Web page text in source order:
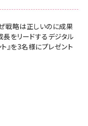
戦略は正しいのに成果
をリードするデジタル
』を3名様にプレゼント